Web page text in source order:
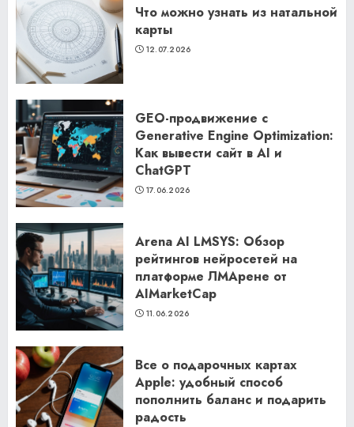
Что можно узнать из натальной
карты
12.07.2026
GEO-продвижение с
Generative Engine Optimization:
Как вывести сайт в AI и
ChatGPT
17.06.2026
Arena AI LMSYS: Обзор
рейтингов нейросетей на
платформе ЛМАрене от
AIMarketCap
11.06.2026
Все о подарочных картах
Apple: удобный способ
пополнить баланс и подарить
радость